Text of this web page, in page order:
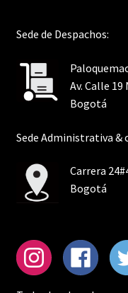
Sede de Despachos:
Av. Calle 19
Bogotá
Sede Administrativa &
Carrera
Bogotá